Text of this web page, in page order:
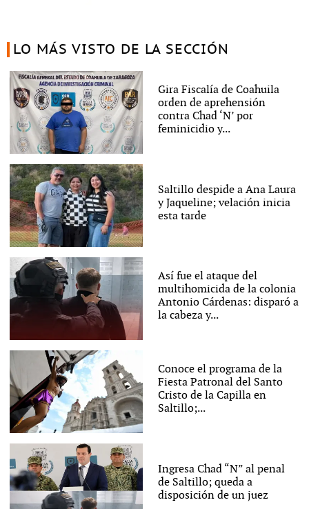
LO MÁS VISTO DE LA SECCIÓN
Gira Fiscalía de Coahuila
orden de aprehensión
contra Chad ‘N’ por
feminicidio y...
Saltillo despide a Ana Laura
y Jaqueline; velación inicia
esta tarde
Así fue el ataque del
multihomicida de la colonia
Antonio Cárdenas: disparó a
la cabeza y...
Conoce el programa de la
Fiesta Patronal del Santo
Cristo de la Capilla en
Saltillo;...
Ingresa Chad “N” al penal
de Saltillo; queda a
disposición de un juez